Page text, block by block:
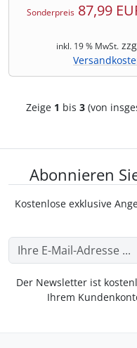
Sonderpreis 87,99
inkl. 19 % MwSt.
Zeige 1 bis 3(von
Abonnieren
Kostenlose exklusive
Der Newsletter ist
Ihrem